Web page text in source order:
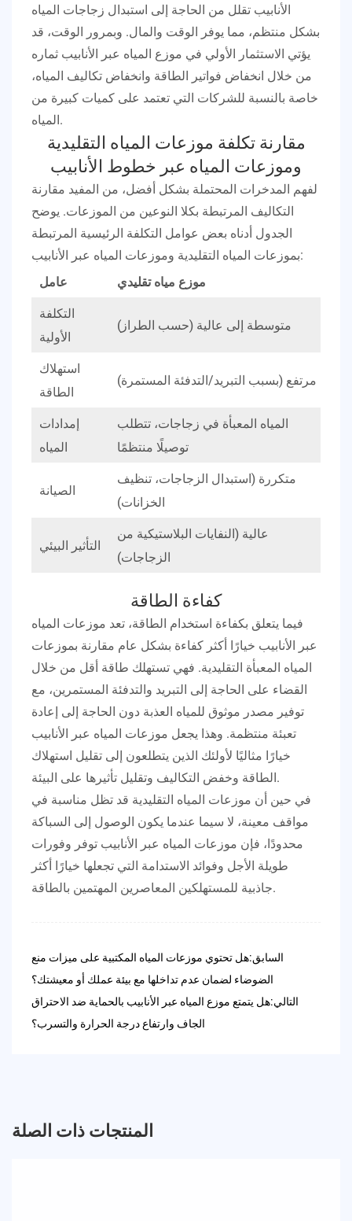
الأنابيب تقلل من الحاجة إلى استبدال زجاجات المياه
بشكل منتظم، مما يوفر الوقت والمال. وبمرور الوقت، قد
يؤتي الاستثمار الأولي في موزع المياه عبر الأنابيب ثماره
من خلال انخفاض فواتير الطاقة وانخفاض تكاليف المياه،
خاصة بالنسبة للشركات التي تعتمد على كميات كبيرة من
المياه.
مقارنة تكلفة موزعات المياه التقليدية
وموزعات المياه عبر خطوط الأنابيب
لفهم المدخرات المحتملة بشكل أفضل، من المفيد مقارنة
التكاليف المرتبطة بكلا النوعين من الموزعات. يوضح
الجدول أدناه بعض عوامل التكلفة الرئيسية المرتبطة
بموزعات المياه التقليدية وموزعات المياه عبر الأنابيب:
عامل
موزع مياه تقليدي
التكلفة
الأولية
متوسطة إلى عالية (حسب الطراز)
استهلاك
الطاقة
مرتفع (بسبب التبريد/التدفئة المستمرة)
إمدادات
المياه
المياه المعبأة في زجاجات، تتطلب
توصيلًا منتظمًا
الصيانة
متكررة (استبدال الزجاجات، تنظيف
الخزانات)
التأثير البيئي
عالية (النفايات البلاستيكية من
الزجاجات)
كفاءة الطاقة
فيما يتعلق بكفاءة استخدام الطاقة، تعد موزعات المياه
عبر الأنابيب خيارًا أكثر كفاءة بشكل عام مقارنة بموزعات
المياه المعبأة التقليدية. فهي تستهلك طاقة أقل من خلال
القضاء على الحاجة إلى التبريد والتدفئة المستمرين، مع
توفير مصدر موثوق للمياه العذبة دون الحاجة إلى إعادة
تعبئة منتظمة. وهذا يجعل موزعات المياه عبر الأنابيب
خيارًا مثاليًا لأولئك الذين يتطلعون إلى تقليل استهلاك
الطاقة وخفض التكاليف وتقليل تأثيرها على البيئة.
في حين أن موزعات المياه التقليدية قد تظل مناسبة في
مواقف معينة، لا سيما عندما يكون الوصول إلى السباكة
محدودًا، فإن موزعات المياه عبر الأنابيب توفر وفورات
طويلة الأجل وفوائد الاستدامة التي تجعلها خيارًا أكثر
جاذبية للمستهلكين المعاصرين المهتمين بالطاقة.
السابق:هل تحتوي موزعات المياه المكتبية على ميزات منع
الضوضاء لضمان عدم تداخلها مع بيئة عملك أو معيشتك؟
التالي:هل يتمتع موزع المياه عبر الأنابيب بالحماية ضد الاحتراق
الجاف وارتفاع درجة الحرارة والتسرب؟
المنتجات ذات الصلة